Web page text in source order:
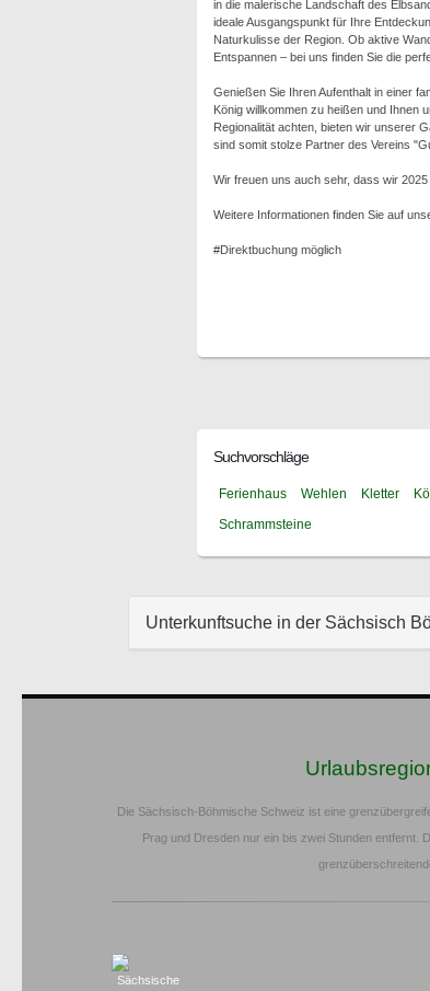
in die malerische Landschaft des
ideale Ausgangspunkt für Ihre
Naturkulisse der Region. Ob aktive
Entspannen – bei uns finden Sie die
Genießen Sie Ihren Aufenthalt in einer
König willkommen zu heißen und Ihnen
Regionalität achten, bieten wir unserer
sind somit stolze Partner des Vereins
Wir freuen uns auch sehr, dass wir
Weitere Informationen finden Sie auf
#Direktbuchung möglich
Suchvorschläge
Ferienhaus Wehlen Kletter
Schrammsteine
Unterkunftsuche in der Sächsisch
Die Sächsisch-Böhmische Schweiz ist eine
Prag und Dresden nur ein bis zwei Stunden entfernt.